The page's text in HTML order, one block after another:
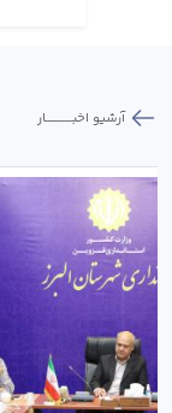
آرشیو اخبـــــــــــار